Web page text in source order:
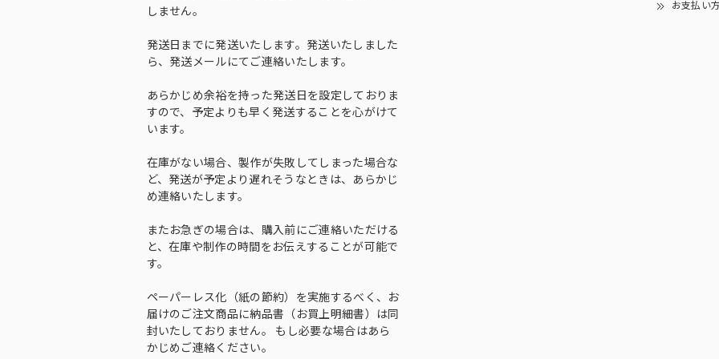
しません。
発送日までに発送いたします。発送いたしました
ら、発送メールにてご連絡いたします。
あらかじめ余裕を持った発送日を設定しておりま
すので、予定よりも早く発送することを心がけて
います。
在庫がない場合、製作が失敗してしまった場合な
ど、発送が予定より遅れそうなときは、あらかじ
め連絡いたします。
またお急ぎの場合は、購入前にご連絡いただける
と、在庫や制作の時間をお伝えすることが可能で
す。
ペーパーレス化（紙の節約）を実施するべく、お
届けのご注文商品に納品書（お買上明細書）は同
封いたしておりません。 もし必要な場合はあら
かじめご連絡ください。
お支払い